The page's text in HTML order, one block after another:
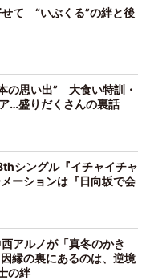
て “いぶくる”の絆と後
の思い出” 大食い特訓・
…盛りだくさんの裏話
シングル『イチャイチャ
ーションは『日向坂で会
アルノが「真冬のかき
縁の裏にあるのは、逆境
の絆